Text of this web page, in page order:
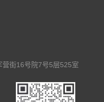
街16号院7号5层525室